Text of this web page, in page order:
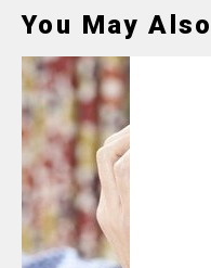
You May